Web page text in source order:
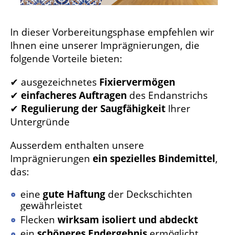
In dieser Vorbereitungsphase empfehlen wir
Ihnen eine unserer Imprägnierungen, die
folgende Vorteile bieten:
✔ ausgezeichnetes Fixiervermögen
✔ einfacheres Auftragen des Endanstrichs
✔ Regulierung der Saugfähigkeit Ihrer
Untergründe
Ausserdem enthalten unsere
Imprägnierungen ein spezielles Bindemittel,
das:
eine gute Haftung der Deckschichten
gewährleistet
Flecken wirksam isoliert und abdeckt